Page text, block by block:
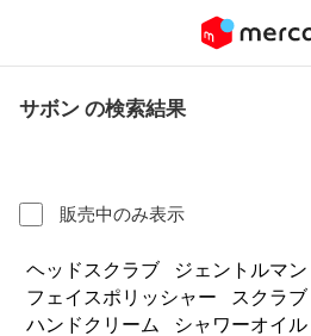
サボン の検索結果
販売中のみ表示
ヘッドスクラブ
ジェントルマン
フェイスポリッシャー
スクラブ
ハンドクリーム
シャワーオイル